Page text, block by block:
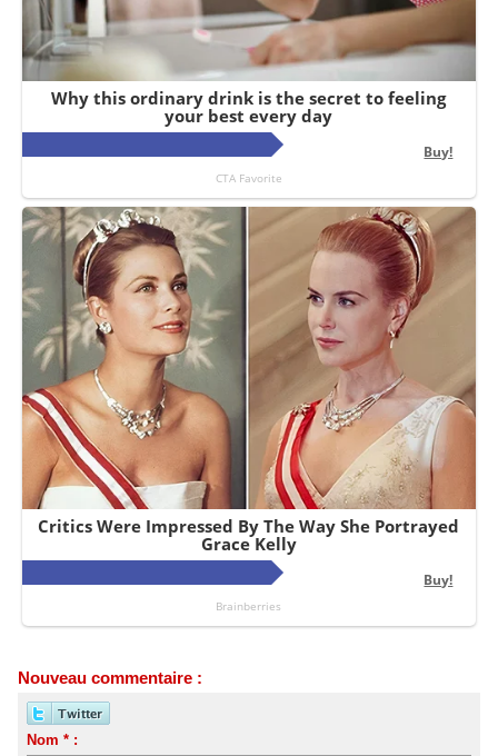
Nouveau commentaire :
Nom * :